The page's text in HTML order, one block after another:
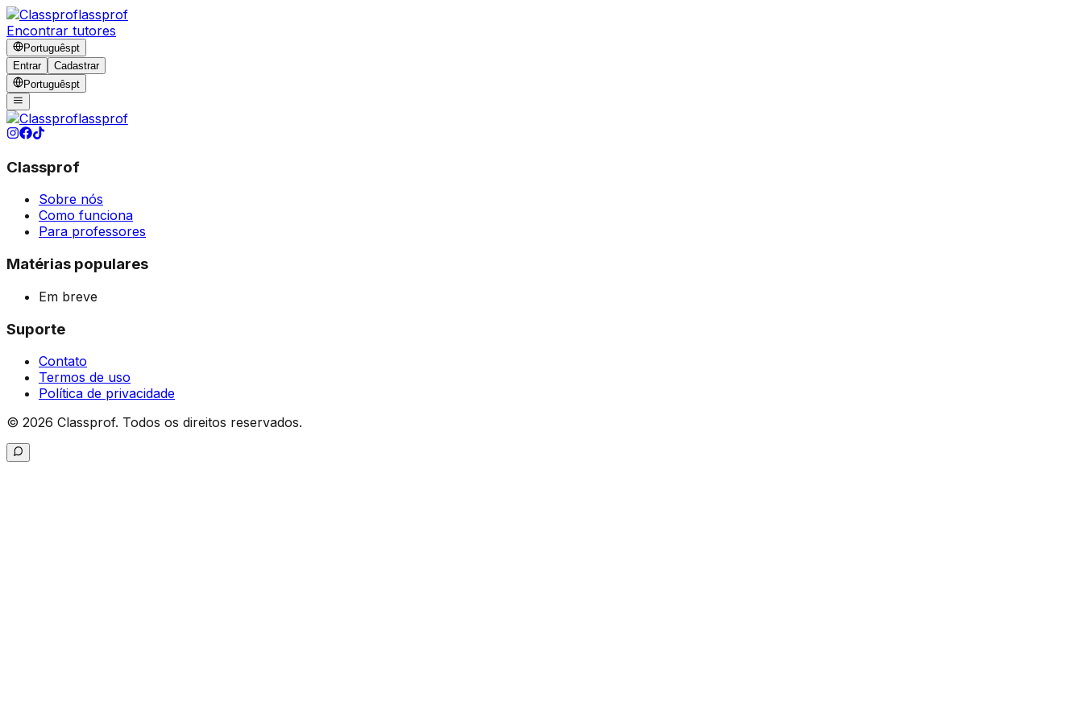
lassprof
Encontrar tutores
Portuguêspt
Entrar
Cadastrar
Portuguêspt
lassprof
Classprof
Sobre nós
Como funciona
Para professores
Matérias populares
Em breve
Suporte
Contato
Termos de uso
Política de privacidade
© 2026 Classprof. Todos os direitos reservados.